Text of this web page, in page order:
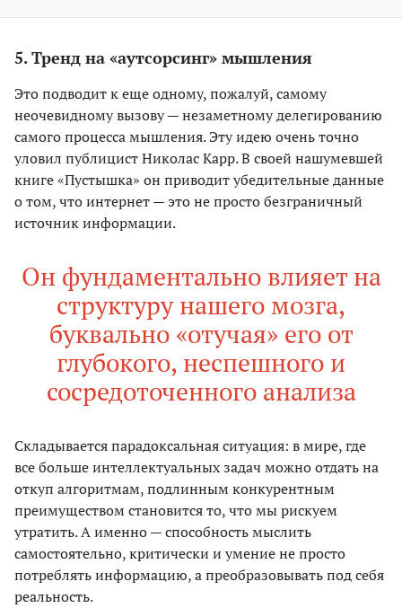
5. Тренд на «аутсорсинг» мышления
Это подводит к еще одному, пожалуй, самому
неочевидному вызову — незаметному делегированию
самого процесса мышления. Эту идею очень точно
уловил публицист Николас Карр. В своей нашумевшей
книге «Пустышка» он приводит убедительные данные
о том, что интернет — это не просто безграничный
источник информации.
Он фундаментально влияет на
структуру нашего мозга,
буквально «отучая» его от
глубокого, неспешного и
сосредоточенного анализа
Складывается парадоксальная ситуация: в мире, где
все больше интеллектуальных задач можно отдать на
откуп алгоритмам, подлинным конкурентным
преимуществом становится то, что мы рискуем
утратить. А именно — способность мыслить
самостоятельно, критически и умение не просто
потреблять информацию, а преобразовывать под себя
реальность.